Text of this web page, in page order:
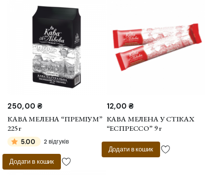
250,00₴
КАВА МЕЛЕНА “ПРЕМІУМ”
225 г
5.00 2 відгуків
Додати в кошик
12,00₴
КАВА МЕЛЕНА У СТІКАХ
“ЕСПРЕССО” 9 г
Додати в кошик